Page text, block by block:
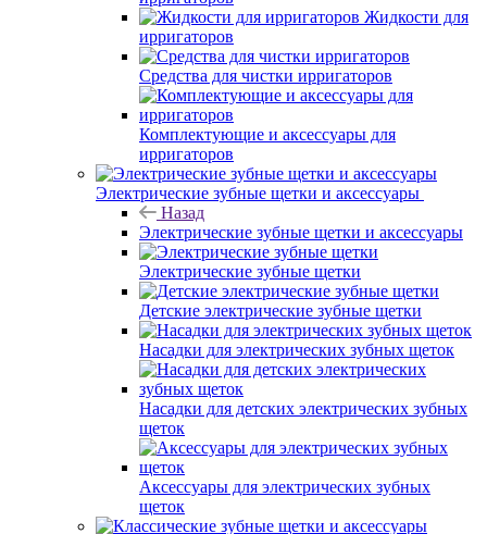
Жидкости для
ирригаторов
Средства для чистки ирригаторов
Комплектующие и аксессуары для
ирригаторов
Электрические зубные щетки и аксессуары
Назад
Электрические зубные щетки и аксессуары
Электрические зубные щетки
Детские электрические зубные щетки
Насадки для электрических зубных щеток
Насадки для детских электрических зубных
щеток
Аксессуары для электрических зубных
щеток